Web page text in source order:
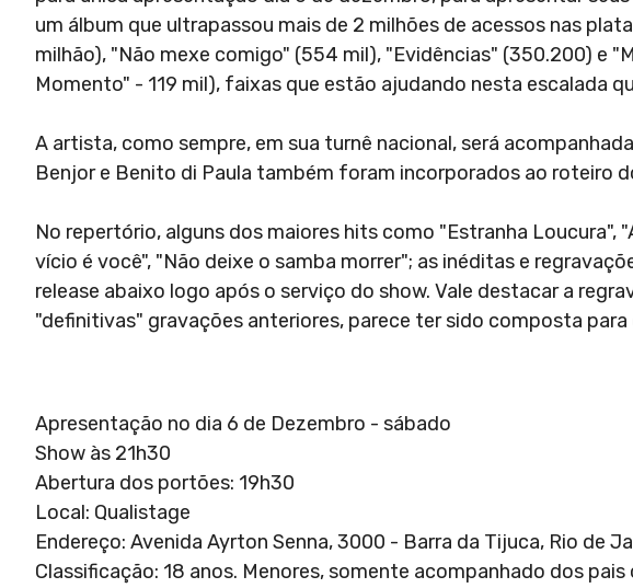
um álbum que ultrapassou mais de 2 milhões de acessos nas
milhão), "Não mexe comigo" (554 mil), "Evidências" (350.200) e
Momento" - 119 mil), faixas que estão ajudando nesta escalada
A artista, como sempre, em sua turnê nacional, será
Benjor e Benito di Paula também foram incorporados ao roteiro
No repertório, alguns dos maiores hits como "Estranha Loucura",
vício é você", "Não deixe o samba morrer"; as inéditas e
release abaixo logo após o serviço do show. Vale destacar a
"definitivas" gravações anteriores, parece ter sido composta
Apresentação no dia 6 de Dezembro - sábado
Show às 21h30
Abertura dos portões: 19h30
Local: Qualistage
Endereço: Avenida Ayrton Senna, 3000 - Barra da Tijuca, Rio de
Classificação: 18 anos. Menores, somente acompanhado dos pais